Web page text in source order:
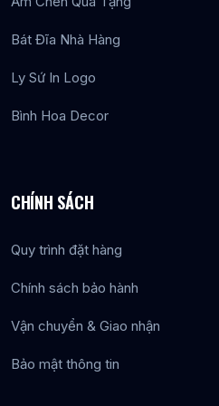
ống tiết kiệm mới mẻ. Hãy
mẫu heo đất đang được khách
bẫm cùng khuôn mặt tươi tắn
- Heo đất dáng máy bay:
tầm cao mới. Sản phẩm đặc
công ty du lịch.
- Heo đất hình mèo thần tài:
ý nghĩa chiêu tài gọi lộc. Mẫu
Bát Đĩa Nhà Hàng
Ly Sứ In Logo
Bình Hoa Decor
CHÍNH SÁCH
Quy trình đặt hàng
Chính sách bảo hành
Vận chuyển & Giao nhận
Bảo mật thông tin